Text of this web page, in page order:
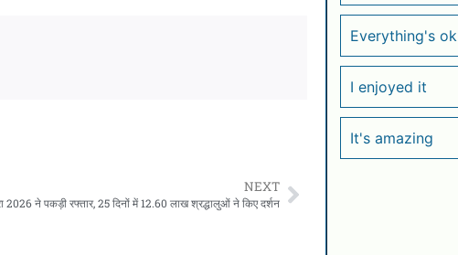
NEXT
2026 ने पकड़ी रफ्तार, 25 दिनों में 12.60 लाख श्रद्धालुओं ने किए दर्शन
Everything's ok
I enjoyed it
It's amazing